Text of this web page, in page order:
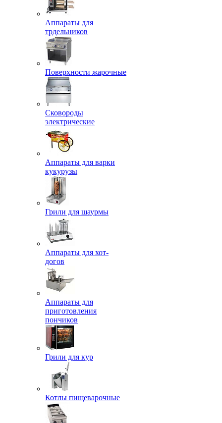
Аппараты для
трдельников
Поверхности жарочные
Сковороды
электрические
Аппараты для варки
кукурузы
Грили для шаурмы
Аппараты для хот-
догов
Аппараты для
приготовления
пончиков
Грили для кур
Котлы пищеварочные